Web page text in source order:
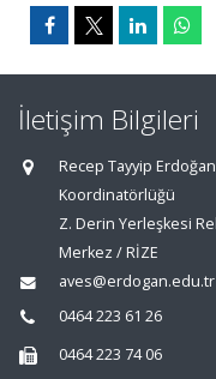
İletişim Bilgileri
Recep Tayyip
Koordinatörlüğü
Z. Derin Yerleşkesi
Merkez / RİZE
aves@erdogan.edu.tr
0464 223 61 26
0464 223 74 06